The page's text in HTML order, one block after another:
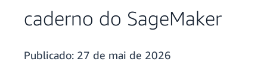
caderno do SageMaker
Publicado: 27 de mai de 2026